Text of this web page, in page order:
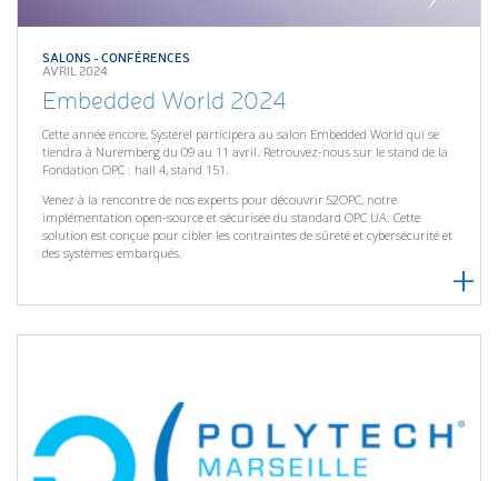
SALONS - CONFÉRENCES
AVRIL 2024
Embedded World 2024
Cette année encore, Systerel participera au salon Embedded World qui se
tiendra à Nuremberg du 09 au 11 avril. Retrouvez-nous sur le stand de la
Fondation OPC : hall 4, stand 151.
Venez à la rencontre de nos experts pour découvrir S2OPC, notre
implémentation open-source et sécurisée du standard OPC UA. Cette
solution est conçue pour cibler les contraintes de sûreté et cybersécurité et
des systèmes embarqués.